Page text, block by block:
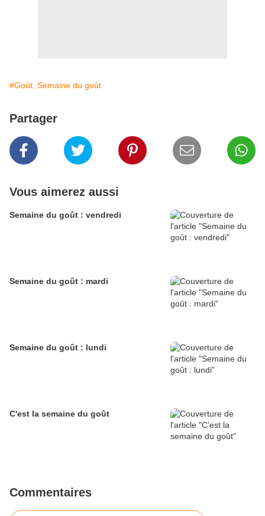
#Goût, Semaine du goût
Partager
Vous aimerez aussi
Semaine du goût : vendredi
Semaine du goût : mardi
Semaine du goût : lundi
C'est la semaine du goût
Commentaires